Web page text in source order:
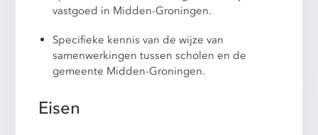
vastgoed in Midden-Groningen.
Specifieke kennis van de wijze van
samenwerkingen tussen scholen en de
gemeente Midden-Groningen.
Eisen